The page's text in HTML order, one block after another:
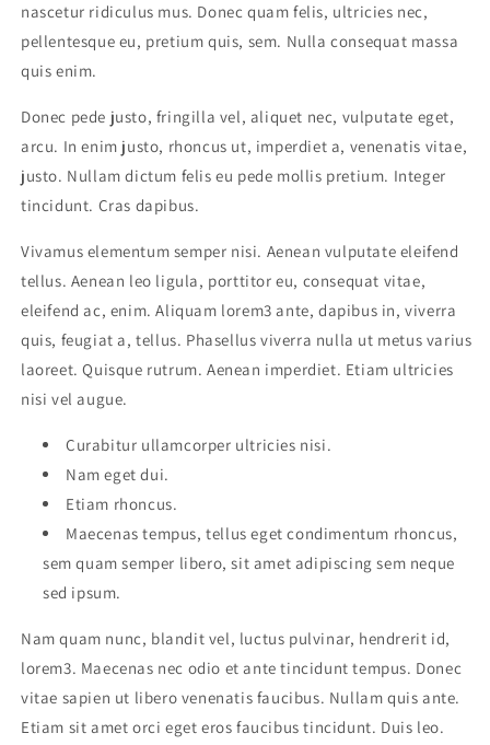
nascetur ridiculus mus. Donec quam felis, ultricies nec,
pellentesque eu, pretium quis, sem. Nulla consequat massa
quis enim.
Donec pede justo, fringilla vel, aliquet nec, vulputate eget,
arcu. In enim justo, rhoncus ut, imperdiet a, venenatis vitae,
justo. Nullam dictum felis eu pede mollis pretium. Integer
tincidunt. Cras dapibus.
Vivamus elementum semper nisi. Aenean vulputate eleifend
tellus. Aenean leo ligula, porttitor eu, consequat vitae,
eleifend ac, enim. Aliquam lorem3 ante, dapibus in, viverra
quis, feugiat a, tellus. Phasellus viverra nulla ut metus varius
laoreet. Quisque rutrum. Aenean imperdiet. Etiam ultricies
nisi vel augue.
Curabitur ullamcorper ultricies nisi.
Nam eget dui.
Etiam rhoncus.
Maecenas tempus, tellus eget condimentum rhoncus,
sem quam semper libero, sit amet adipiscing sem neque
sed ipsum.
Nam quam nunc, blandit vel, luctus pulvinar, hendrerit id,
lorem3. Maecenas nec odio et ante tincidunt tempus. Donec
vitae sapien ut libero venenatis faucibus. Nullam quis ante.
Etiam sit amet orci eget eros faucibus tincidunt. Duis leo.